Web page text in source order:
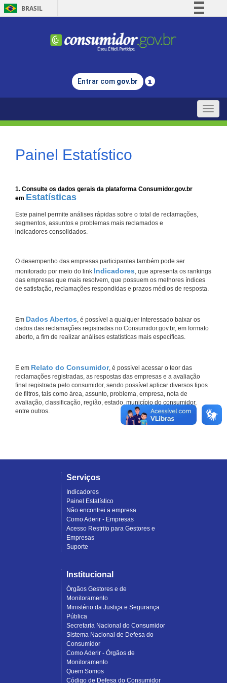
BRASIL
Comunica BR
Legislação
Entrar com gov.br
Toggle
Painel Estatístico
1. Consulte os dados gerais da plataforma Consumidor.gov.br
em Estatísticas
Este painel permite análises rápidas sobre o total de reclamações,
segmentos, assuntos e problemas mais reclamados e
indicadores consolidados.
O desempenho das empresas participantes também pode ser
monitorado por meio do link Indicadores, que apresenta os rankings
das empresas que mais resolvem, que possuem os melhores índices
de satisfação, reclamações respondidas e prazos médios de resposta.
Em Dados Abertos, é possível a qualquer interessado baixar os
dados das reclamações registradas no Consumidor.gov.br, em formato
aberto, a fim de realizar análises estatísticas mais específicas.
E em Relato do Consumidor, é possível acessar o teor das
reclamações registradas, as respostas das empresas e a avaliação
final registrada pelo consumidor, sendo possível aplicar diversos tipos
de filtros, tais como área, assunto, problema, empresa, nota de
avaliação, classificação, região, estado, município do consumidor,
entre outros.
Serviços
Indicadores
Painel Estatístico
Não encontrei a empresa
Como Aderir - Empresas
Acesso Restrito para Gestores e
Empresas
Suporte
Institucional
Órgãos Gestores e de
Monitoramento
Ministério da Justiça e Segurança
Pública
Secretaria Nacional do Consumidor
Sistema Nacional de Defesa do
Consumidor
Como Aderir - Órgãos de
Monitoramento
Quem Somos
Código de Defesa do Consumidor